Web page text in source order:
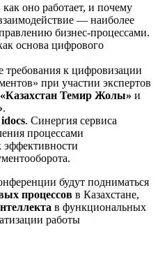
как оно работает, и почему
— наиболее
бизнес-процессами.
основа цифрового
к цифровизации
при участии экспертов
Темир Жолы» и
.
idocs. Синергия сервиса
процессами
будут подниматься
процессов в Казахстане,
в функциональных
работы